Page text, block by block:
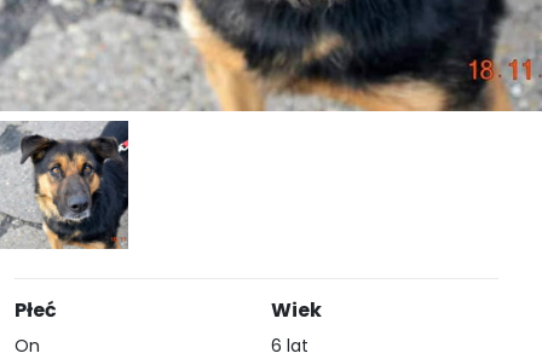
Płeć
On
Wiek
6 lat